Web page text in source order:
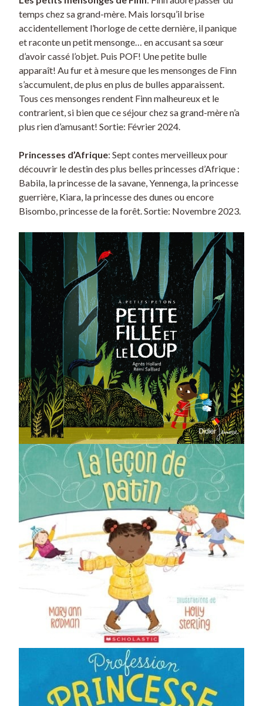
temps chez sa grand-mère. Mais lorsqu’il brise
accidentellement l’horloge de cette dernière, il panique
et raconte un petit mensonge… en accusant sa sœur
d’avoir cassé l’objet. Puis POF! Une petite bulle
apparaît! Au fur et à mesure que les mensonges de Finn
s’accumulent, de plus en plus de bulles apparaissent.
Tous ces mensonges rendent Finn malheureux et le
contrarient, si bien que ce séjour chez sa grand-mère n’a
plus rien d’amusant! Sortie: Février 2024.
Princesses d’Afrique: Sept contes merveilleux pour
découvrir le destin des plus belles princesses d’Afrique :
Babila, la princesse de la savane, Yennenga, la princesse
guerrière, Kiara, la princesse des dunes ou encore
Bisombo, princesse de la forêt. Sortie: Novembre 2023.